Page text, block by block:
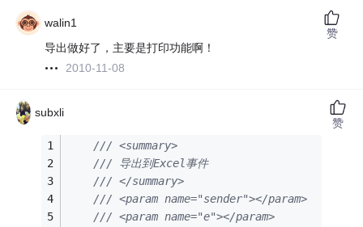
walin1
导出做好了，主要是打印功能啊！
2010-11-08
赞
subxli
/// <summary>
/// 导出到Excel事件
/// </summary>
/// <param name="sender"></param>
/// <param name="e"></param>
赞